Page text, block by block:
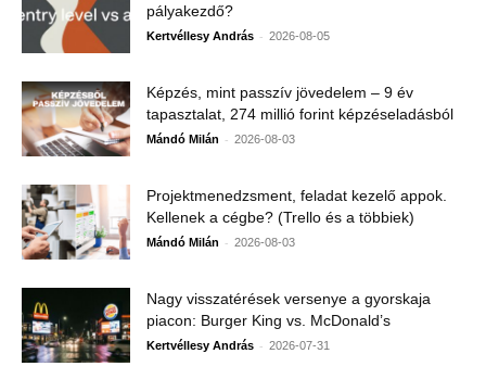
pályakezdő?
Kertvéllesy András - 2026-08-05
Képzés, mint passzív jövedelem – 9 év
tapasztalat, 274 millió forint képzéseladásból
Mándó Milán - 2026-08-03
Projektmenedzsment, feladat kezelő appok.
Kellenek a cégbe? (Trello és a többiek)
Mándó Milán - 2026-08-03
Nagy visszatérések versenye a gyorskaja
piacon: Burger King vs. McDonald’s
Kertvéllesy András - 2026-07-31